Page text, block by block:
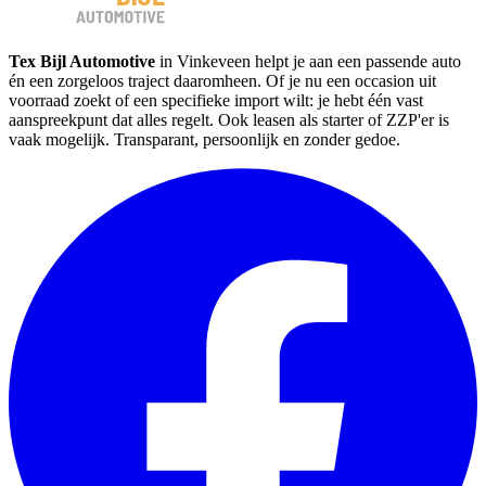
Tex Bijl Automotive in Vinkeveen helpt je aan een passende auto
én een zorgeloos traject daaromheen. Of je nu een occasion uit
voorraad zoekt of een specifieke import wilt: je hebt één vast
aanspreekpunt dat alles regelt. Ook leasen als starter of ZZP'er is
vaak mogelijk. Transparant, persoonlijk en zonder gedoe.